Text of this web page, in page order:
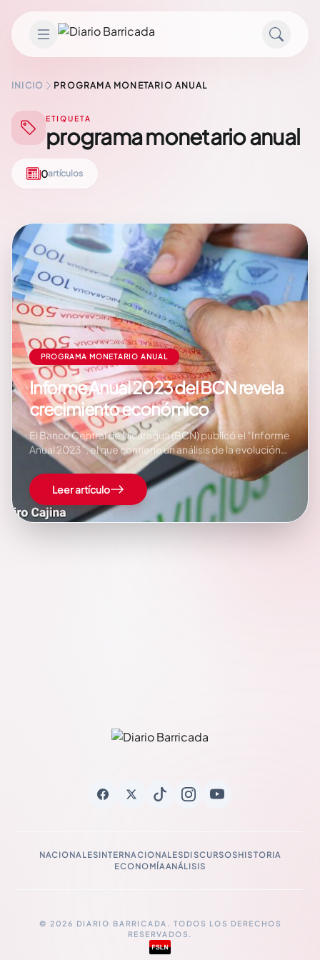
INICIO PROGRAMA MONETARIO ANUAL
ETIQUETA
programa monetario anual
0artículos
PROGRAMA MONETARIO ANUAL
Informe Anual 2023 del BCN revela
crecimiento económico
El Banco Central de Nicaragua (BCN) publicó el “Informe
Anual 2023”, el que contiene un análisis de la evolución
económica y financiera del país, la descripción y análisis
de la política monetaria y cambiaria, la evaluación del
cumplimiento del programa monetario anual, el análisis
de la situación financiera y…
Leer artículo
NACIONALESINTERNACIONALESDISCURSOSHISTORIA
ECONOMÍAANÁLISIS
© 2026 DIARIO BARRICADA. TODOS LOS DERECHOS
RESERVADOS.